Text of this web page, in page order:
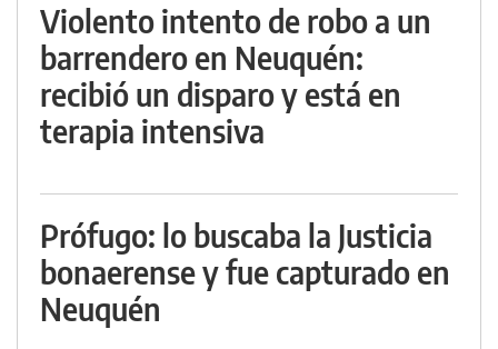
Violento intento de robo a un
barrendero en Neuquén:
recibió un disparo y está en
terapia intensiva
Prófugo: lo buscaba la Justicia
bonaerense y fue capturado en
Neuquén